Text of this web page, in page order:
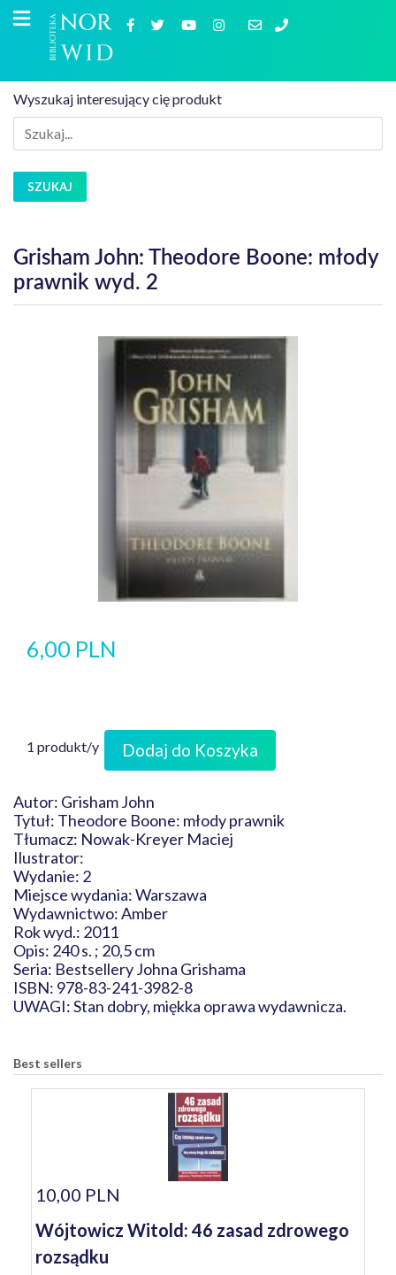
Wyszukaj interesujący cię produkt
SZUKAJ
Grisham John: Theodore Boone: młody
prawnik wyd. 2
6,00 PLN
1 produkt/y Dodaj do Koszyka
Autor: Grisham John
Tytuł: Theodore Boone: młody prawnik
Tłumacz: Nowak-Kreyer Maciej
Ilustrator:
Wydanie: 2
Miejsce wydania: Warszawa
Wydawnictwo: Amber
Rok wyd.: 2011
Opis: 240 s. ; 20,5 cm
Seria: Bestsellery Johna Grishama
ISBN: 978-83-241-3982-8
UWAGI: Stan dobry, miękka oprawa wydawnicza.
Best sellers
10,00 PLN
Wójtowicz Witold: 46 zasad zdrowego
rozsądku